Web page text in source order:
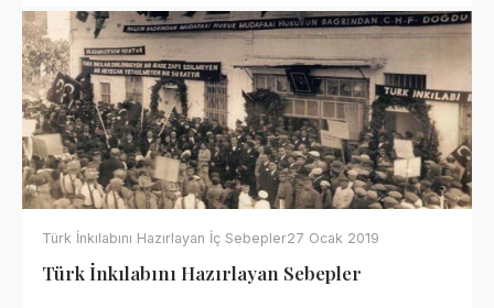
Türk İnkılabını Hazırlayan İç Sebepler27 Ocak 2019
Türk İnkılabını Hazırlayan Sebepler